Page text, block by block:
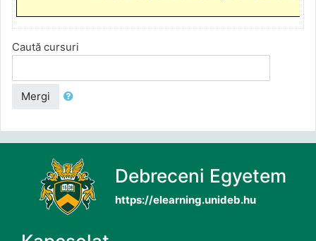
Caută cursuri
Mergi
Debreceni Egyetem
https://elearning.unideb.hu